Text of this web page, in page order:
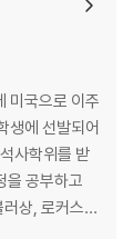
미국으로 이주
생에 선발되어
사학위를 받
을 공부하고
. 스물여섯